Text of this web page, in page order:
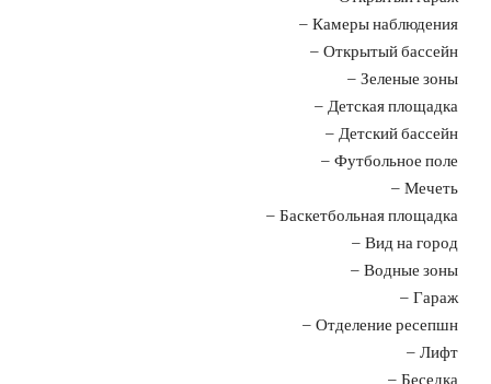
– Камеры наблюдения
– Открытый бассейн
– Зеленые зоны
– Детская площадка
– Детский бассейн
– Футбольное поле
– Мечеть
– Баскетбольная площадка
– Вид на город
– Водные зоны
– Гараж
– Отделение ресепшн
– Лифт